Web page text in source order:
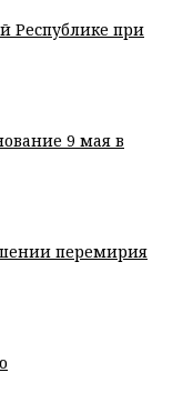
Республике при
9 мая в
перемирия